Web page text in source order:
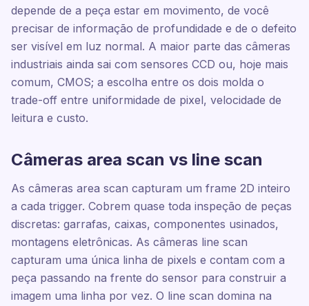
depende de a peça estar em movimento, de você
precisar de informação de profundidade e de o defeito
ser visível em luz normal. A maior parte das câmeras
industriais ainda sai com sensores CCD ou, hoje mais
comum, CMOS; a escolha entre os dois molda o
trade-off entre uniformidade de pixel, velocidade de
leitura e custo.
Câmeras area scan vs line scan
As câmeras area scan capturam um frame 2D inteiro
a cada trigger. Cobrem quase toda inspeção de peças
discretas: garrafas, caixas, componentes usinados,
montagens eletrônicas. As câmeras line scan
capturam uma única linha de pixels e contam com a
peça passando na frente do sensor para construir a
imagem uma linha por vez. O line scan domina na